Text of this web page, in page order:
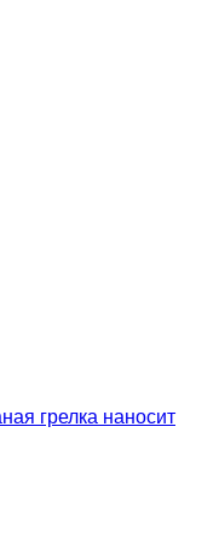
грелка наносит